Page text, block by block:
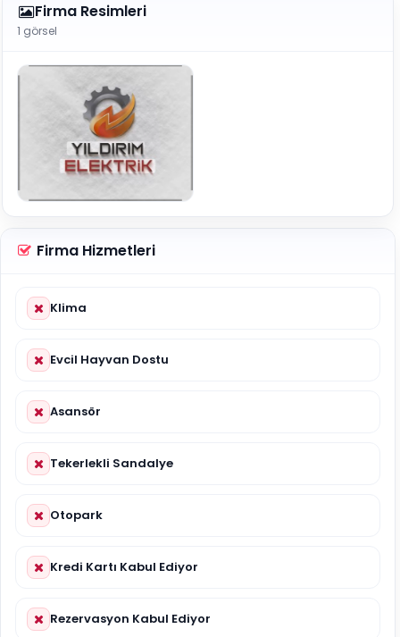
Firma Resimleri
1 görsel
Firma Hizmetleri
Klima
Evcil Hayvan Dostu
Asansör
Tekerlekli Sandalye
Otopark
Kredi Kartı Kabul Ediyor
Rezervasyon Kabul Ediyor